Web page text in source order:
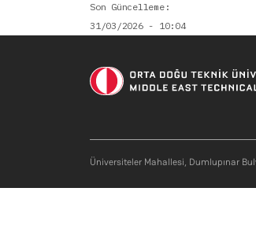
Son Güncelleme
31/03/2026 - 10:04
Üniversiteler Mahallesi, Dumlupınar